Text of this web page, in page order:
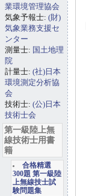
業環境管理協会
気象予報士: (財)
気象業務支援セ
ンター
測量士: 国土地理
院
計量士: (社)日本
環境測定分析協
会
技術士: (公)日本
技術士会
第一級陸上無
線技術士用書
籍
合格精選
300題 第一級陸
上無線技士試
験問題集